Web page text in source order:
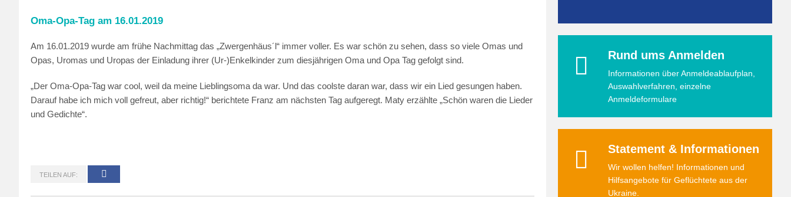
Oma-Opa-Tag am 16.01.2019
Am 16.01.2019 wurde am frühe Nachmittag das „Zwergenhäus´l“ immer voller. Es war schön zu sehen, dass so viele Omas und
Opas, Uromas und Uropas der Einladung ihrer (Ur-)Enkelkinder zum diesjährigen Oma und Opa Tag gefolgt sind.
„Der Oma-Opa-Tag war cool, weil da meine Lieblingsoma da war. Und das coolste daran war, dass wir ein Lied gesungen haben.
Darauf habe ich mich voll gefreut, aber richtig!“ berichtete Franz am nächsten Tag aufgeregt. Maty erzählte „Schön waren die Lieder
und Gedichte“.
TEILEN AUF:
Rund ums Anmelden
Informationen über Anmeldeablaufplan,
Auswahlverfahren, einzelne
Anmeldeformulare
Statement & Informationen
Wir wollen helfen! Informationen und
Hilfsangebote für Geflüchtete aus der
Ukraine.